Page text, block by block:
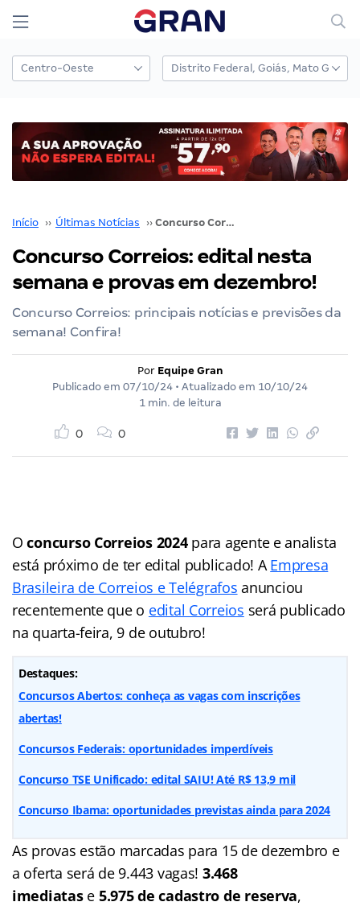
Início ›› Últimas Notícias ›› Concurso Correios: edital nesta semana e provas em dezembro!
Concurso Correios: edital nesta
semana e provas em dezembro!
Concurso Correios: principais notícias e previsões da
semana! Confira!
Por Equipe Gran
Publicado em 07/10/24 • Atualizado em 10/10/24
1 min. de leitura
0 0
Oconcurso Correios 2024para agente e analista
está próximo de ter edital publicado! AEmpresa
Brasileira de Correios e Telégrafos anunciou
recentemente que o edital Correios será publicado
na quarta-feira, 9 de outubro!
Destaques:
Concursos Abertos: conheça as vagas com inscrições
abertas!
Concursos Federais: oportunidades imperdíveis
Concurso TSE Unificado: edital SAIU! Até R$ 13,9 mil
Concurso Ibama: oportunidades previstas ainda para 2024
As provas estão marcadas para 15 de dezembro e
a oferta será de 9.443 vagas! 3.468
imediatase 5.975 de cadastro de reserva,